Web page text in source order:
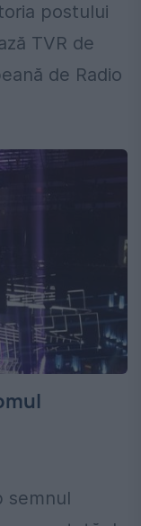
postului
TVR de
de Radio
semnul